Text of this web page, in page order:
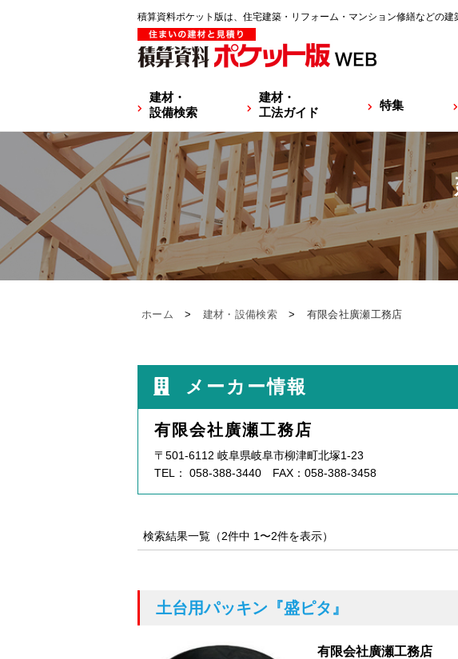
積算資料ポケット版は、住宅建築・リフォーム・マンション修繕などの
建材・
設備検索
建材・
工法ガイド
特集
ホーム > 建材・設備検索 > 有限会社廣瀬工務店
メーカー情報
有限会社廣瀬工務店
〒501-6112 岐阜県岐阜市柳津町北塚1-23
TEL： 058-388-3440 FAX：058-388-3458
検索結果一覧（2件中 1〜2件を表示）
土台用パッキン 『盛ピタ』
有限会社廣瀬工務店